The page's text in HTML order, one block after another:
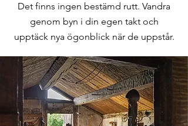
Det finns ingen bestämd rutt. Vandra
genom byn i din egen takt och
upptäck nya ögonblick när de uppstår.